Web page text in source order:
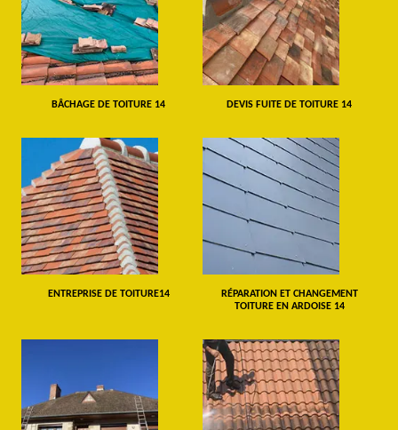
BÂCHAGE DE TOITURE 14 DEVIS FUITE DE TOITURE 14
ENTREPRISE DE TOITURE14
RÉPARATION ET CHANGEMENT
TOITURE EN ARDOISE 14